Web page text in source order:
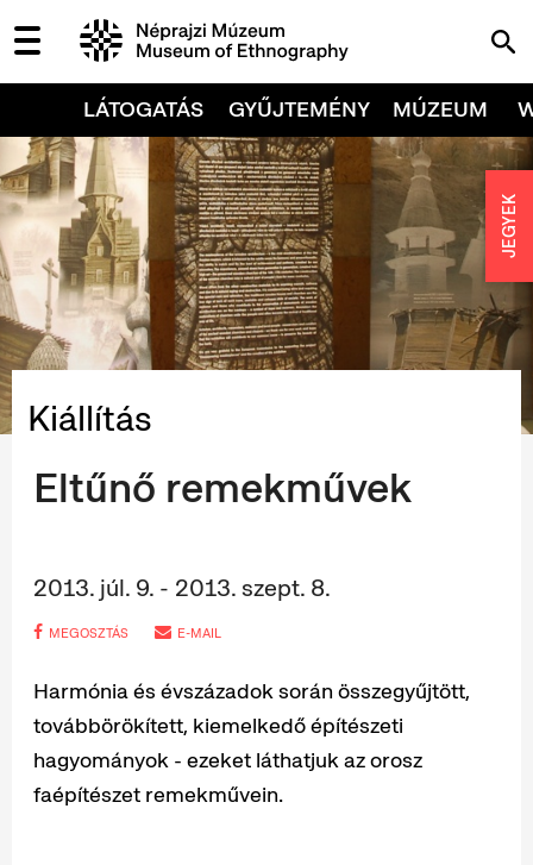
LÁTOGATÁS GYŰJTEMÉNY MÚZEUM
Kiállítás
Eltűnő remekművek
2013. júl. 9. - 2013. szept. 8.
MEGOSZTÁS E-MAIL
Harmónia és évszázadok során összegyűjtött,
továbbörökített, kiemelkedő építészeti
hagyományok - ezeket láthatjuk az orosz
faépítészet remekművein.
JEGYEK